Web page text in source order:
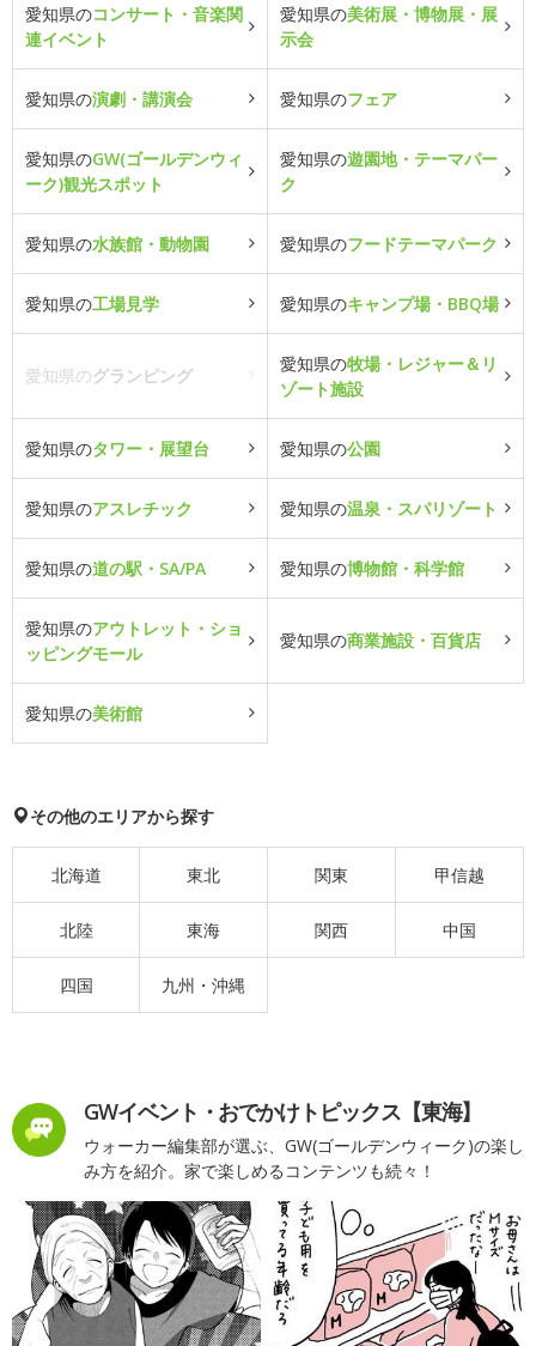
愛知県のコンサート・音楽関
連イベント
愛知県の美術展・博物展・展
示会
愛知県の演劇・講演会 愛知県のフェア
愛知県のGW(ゴールデンウィ
ーク)観光スポット
愛知県の遊園地・テーマパー
ク
愛知県の水族館・動物園 愛知県のフードテーマパーク
愛知県の工場見学 愛知県のキャンプ場・BBQ場
愛知県のグランピング
愛知県の牧場・レジャー＆リ
ゾート施設
愛知県のタワー・展望台 愛知県の公園
愛知県のアスレチック 愛知県の温泉・スパリゾート
愛知県の道の駅・SA/PA 愛知県の博物館・科学館
愛知県のアウトレット・ショ
ッピングモール
愛知県の商業施設・百貨店
愛知県の美術館
その他のエリアから探す
北海道 東北 関東 甲信越
北陸 東海 関西 中国
四国 九州・沖縄
GWイベント・おでかけトピックス【東海】
ウォーカー編集部が選ぶ、GW(ゴールデンウィーク)の楽し
み方を紹介。家で楽しめるコンテンツも続々！